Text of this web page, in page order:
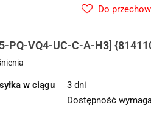
Do
PQ-VQ4-UC-C-A-H3]
w ciągu
3 dni
Dostępność